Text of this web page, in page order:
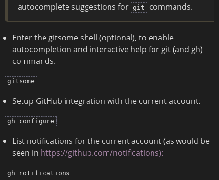
autocomplete suggestions for git commands.
Enter the gitsome shell (optional), to enable
autocompletion and interactive help for git (and gh)
commands:
gitsome
Setup GitHub integration with the current account:
gh configure
List notifications for the current account (as would be
seen in https://github.com/notifications):
gh notifications